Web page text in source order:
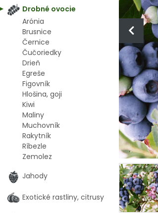
Drobné ovocie
Arónia
Brusnice
Černice
Čučoriedky
Drieň
Egreše
Figovník
Hlošina, goji
Kiwi
Maliny
Muchovník
Rakytník
Ríbezle
Zemolez
Jahody
Exotické rastliny, citrusy